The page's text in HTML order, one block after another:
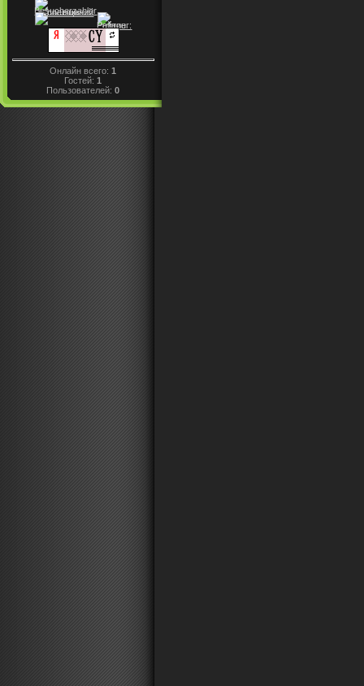
Онлайн всего:1
Гостей:1
Пользователей:0